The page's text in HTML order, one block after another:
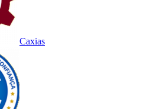
Caxias